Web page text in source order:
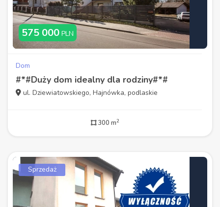
575 000 PLN
Dom
#*#Duży dom idealny dla rodziny#*#
ul. Dziewiatowskiego, Hajnówka, podlaskie
300 m2
Sprzedaż